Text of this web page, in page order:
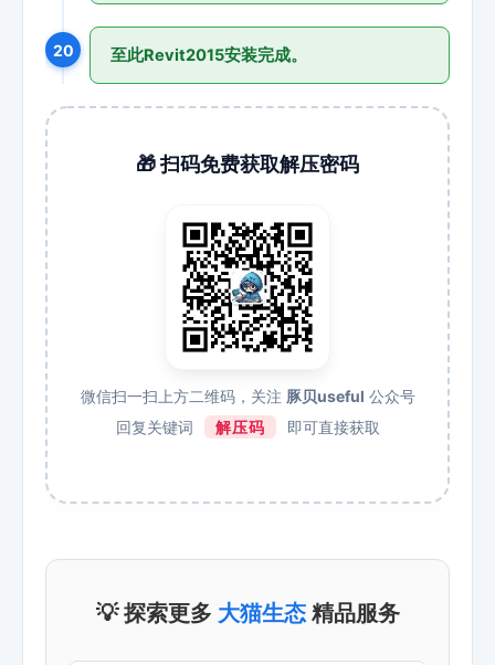
20 至此Revit2015安装完成。
🎁 扫码免费获取解压密码
微信扫一扫上方二维码，关注 豚贝useful 公众号
回复关键词
解压码 即可直接获取
💡 探索更多 大猫生态精品服务